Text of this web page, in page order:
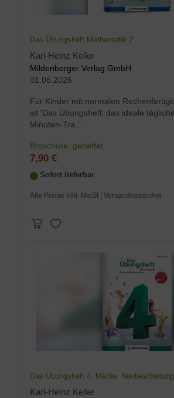
Das Übungsheft Mathematik 2
Karl-Heinz Keller
Mildenberger Verlag GmbH
01.06.2026
Für Kinder mit normalen
ist 'Das Übungsheft' das ideale
Minuten-Tra...
Broschüre, geheftet
7,90 €
Sofort lieferbar
Alle Preise inkl. MwSt | Versandkostenfrei
Das Übungsheft 4. Mathe. Neubearbeitung
Karl-Heinz Keller